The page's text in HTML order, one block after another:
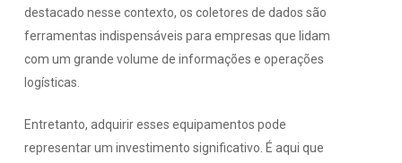
destacado nesse contexto, os coletores de dados são
ferramentas indispensáveis para empresas que lidam
com um grande volume de informações e operações
logísticas.
Entretanto, adquirir esses equipamentos pode
representar um investimento significativo. É aqui que